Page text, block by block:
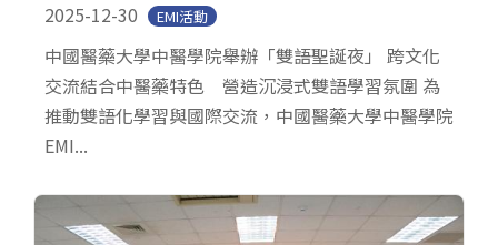
2025-12-30 EMI活動
中國醫藥大學中醫學院舉辦「雙語聖誕夜」 跨文化
交流結合中醫藥特色 營造沉浸式雙語學習氛圍 為
推動雙語化學習與國際交流，中國醫藥大學中醫學院
EMI...